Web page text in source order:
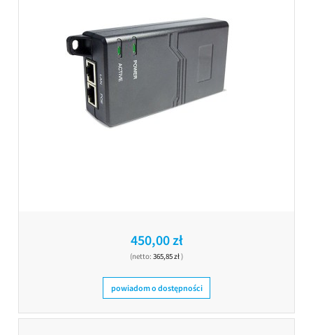
450,00 zł
(netto: 365,85 zł)
powiadom o dostępności